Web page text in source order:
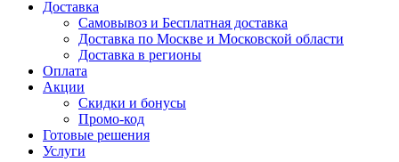
Доставка
Самовывоз и Бесплатная доставка
Доставка по Москве и Московской области
Доставка в регионы
Оплата
Акции
Скидки и бонусы
Промо-код
Готовые решения
Услуги